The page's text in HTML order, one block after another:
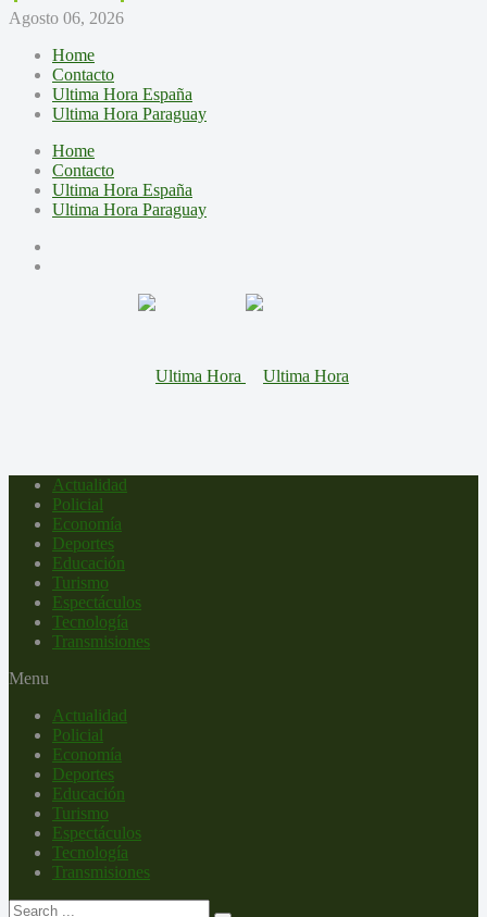
Agosto 06, 2026
Home
Contacto
Ultima Hora España
Ultima Hora Paraguay
Home
Contacto
Ultima Hora España
Ultima Hora Paraguay
Actualidad
Policial
Economía
Deportes
Educación
Turismo
Espectáculos
Tecnología
Transmisiones
Menu
Actualidad
Policial
Economía
Deportes
Educación
Turismo
Espectáculos
Tecnología
Transmisiones